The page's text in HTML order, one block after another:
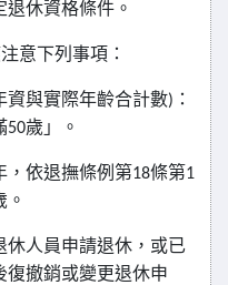
退休資格條件。
意下列事項：
資與實際年齡合計數) ：
50歲」。
，依退撫條例第18條第1
。
休人員申請退休，或已
復撤銷或變更退休申